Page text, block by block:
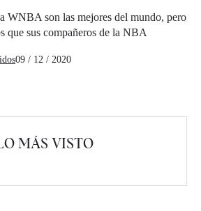
WNBA son las mejores del mundo, pero
que sus compañeros de la NBA
09 / 12 / 2020
MÁS VISTO